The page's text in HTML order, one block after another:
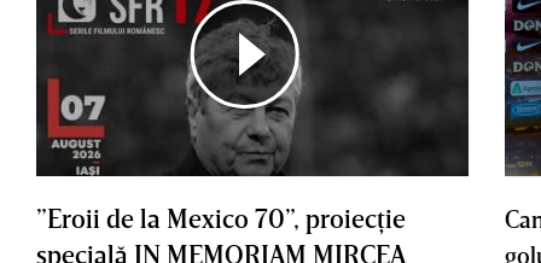
”Eroii de la Mexico 70”, proiecţie
specială IN MEMORIAM MIRCEA